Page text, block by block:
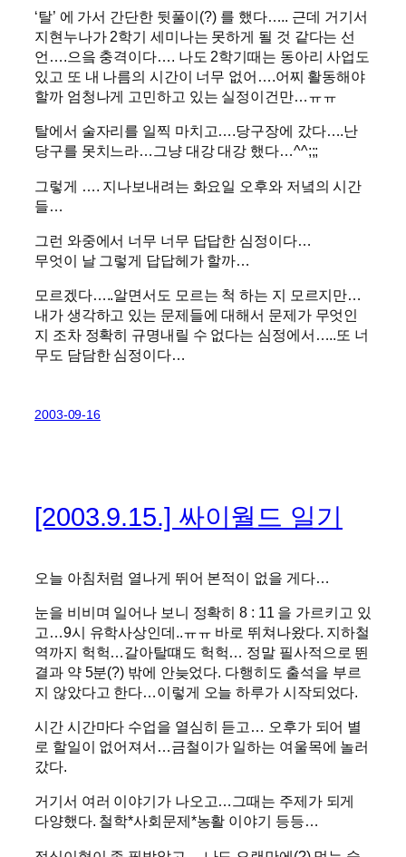
‘탈’ 에 가서 간단한 뒷풀이(?) 를 했다….. 근데 거기서
지현누나가 2학기 세미나는 못하게 될 것 같다는 선
언….으읔 충격이다…. 나도 2학기때는 동아리 사업도
있고 또 내 나름의 시간이 너무 없어….어찌 활동해야
할까 엄청나게 고민하고 있는 실정이건만…ㅠㅠ
탈에서 술자리를 일찍 마치고….당구장에 갔다….난
당구를 못치느라…그냥 대강 대강 했다…^^;;;
그렇게 …. 지나보내려는 화요일 오후와 저녘의 시간
들…
그런 와중에서 너무 너무 답답한 심정이다…
무엇이 날 그렇게 답답헤가 할까…
모르겠다…..알면서도 모르는 척 하는 지 모르지만…
내가 생각하고 있는 문제들에 대해서 문제가 무엇인
지 조차 정확히 규명내릴 수 없다는 심정에서…..또 너
무도 담담한 심정이다…
2003-09-16
[2003.9.15.] 싸이월드 일기
오늘 아침처럼 열나게 뛰어 본적이 없을 게다…
눈을 비비며 일어나 보니 정확히 8 : 11 을 가르키고 있
고…9시 유학사상인데..ㅠㅠ 바로 뛰쳐나왔다. 지하철
역까지 헉헉…갈아탈떄도 헉헉… 정말 필사적으로 뛴
결과 약 5분(?) 밖에 안늦었다. 다행히도 출석을 부르
지 않았다고 한다…이렇게 오늘 하루가 시작되었다.
시간 시간마다 수업을 열심히 듣고… 오후가 되어 별
로 할일이 없어져서…금철이가 일하는 여울목에 놀러
갔다.
거기서 여러 이야기가 나오고…그때는 주제가 되게
다양했다. 철학*사회문제*농활 이야기 등등…